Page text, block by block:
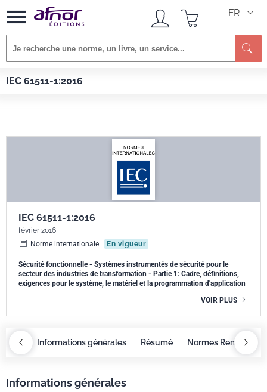
FR
IEC 61511-1:2016
Afnor EDITIONS Normes
IEC 61511-1:2016
février 2016
Norme internationale
En vigueur
Sécurité fonctionnelle - Systèmes instrumentés de sécurité pour le
secteur des industries de transformation - Partie 1: Cadre, définitions,
exigences pour le système, le matériel et la programmation d'application
VOIR PLUS
Informations générales Résumé Normes
Informations générales